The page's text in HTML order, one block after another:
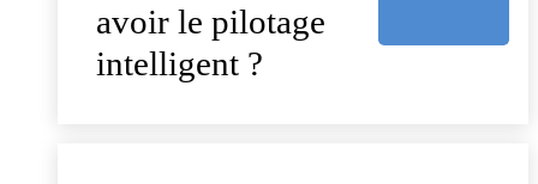
avoir le pilotage
intelligent ?